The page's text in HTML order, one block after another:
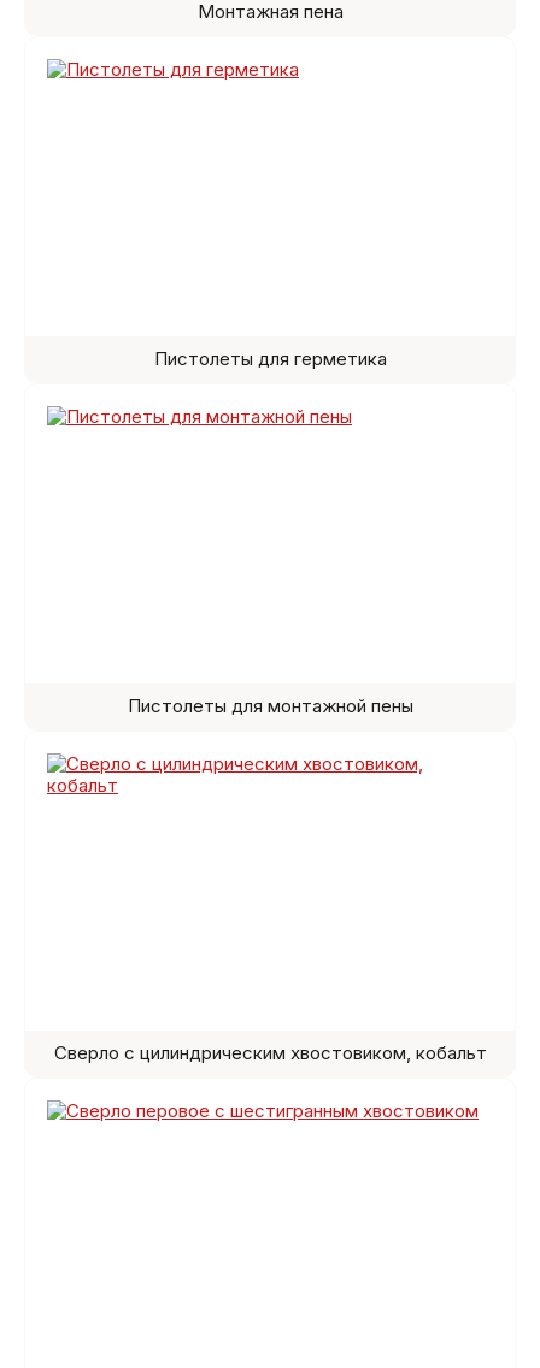
Монтажная пена
Пистолеты для герметика
Пистолеты для монтажной пены
Сверло с цилиндрическим хвостовиком, кобальт